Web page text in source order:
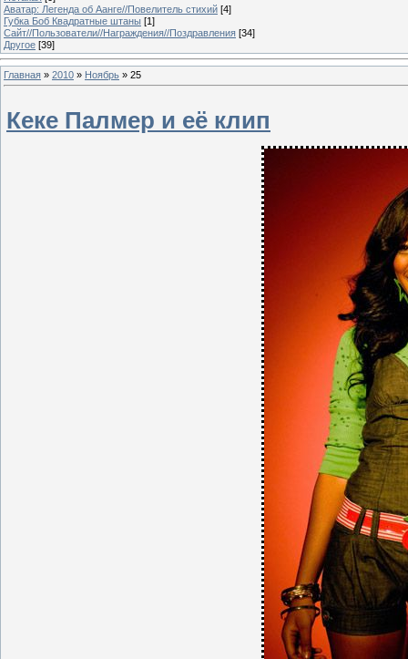
Аватар: Легенда об Аанге//Повелитель стихий [4]
Губка Боб Квадратные штаны [1]
Сайт//Пользователи//Награждения//Поздравления [34]
Другое [39]
Главная » 2010 » Ноябрь » 25
Кеке Палмер и её клип